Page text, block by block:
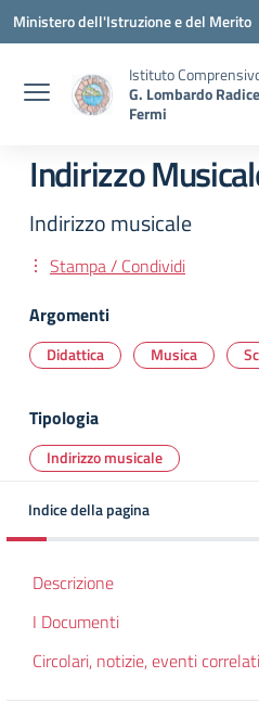
Vai ai contenuti
Vai al menu di navigazione
Vai al footer
Ministero dell'Istruzione e del Merito
Istituto
G. Lombardo
Fermi
Indirizzo
Indirizzo musicale
Stampa / Condividi
Argomenti
Didattica Musica
Tipologia
Indirizzo musicale
Indice della pagina
Descrizione
I Documenti
Circolari, notizie, eventi correlati